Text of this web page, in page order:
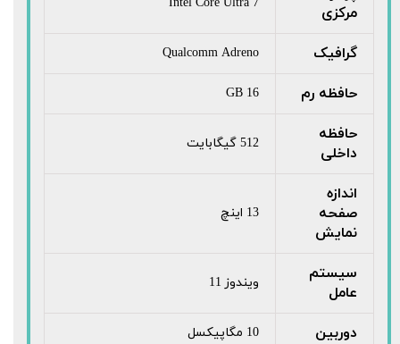
مرکزی
گرافیک Qualcomm Adreno
حافظه رم 16 GB
حافظه
داخلی
512 گیگابایت
اندازه
صفحه
نمایش
13 اینچ
سیستم
عامل
ویندوز 11
دوربین 10 مگاپیکسل